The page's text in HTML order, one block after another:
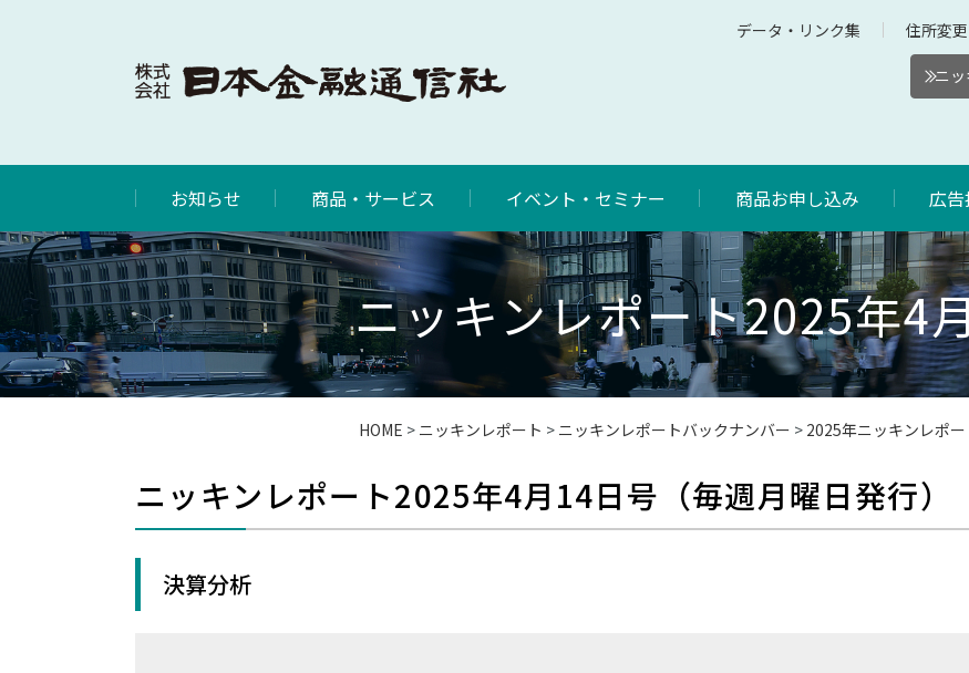
データ・リンク集 住所変
ニッ
お知らせ 商品・サービス イベント・セミナー 商品お申し込み 広
ニッキンレポート2025年4
HOME > ニッキンレポート > ニッキンレポートバックナンバー > 2025年ニッキンレポ
ニッキンレポート2025年4月14日号（毎週月曜日発行）
決算分析